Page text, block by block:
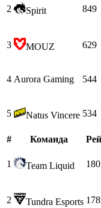
2 Spirit 849
3 MOUZ 629
4 Aurora Gaming 544
5 Natus Vincere 534
# Команда
1 Team Liquid
2 Tundra Esports